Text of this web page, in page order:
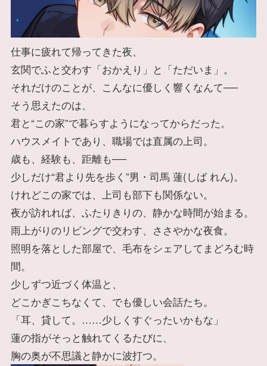
仕事に疲れて帰ってきた夜、
玄関でふと交わす「おかえり」と「ただいま」。
それだけのことが、こんなに優しく響くなんて──
そう思えたのは、
君と“この家”で暮らすようになってからだった。
ハウスメイトであり、職場では直属の上司。
歳も、経験も、距離も──
少しだけ“君より先を歩く”男・司馬 蓮(しば れん)。
けれどこの家では、上司も部下も関係ない。
夜が訪れれば、ふたりきりの、静かな時間が始まる。
雨上がりのリビングで交わす、ささやかな夜食。
照明を落とした部屋で、毛布をシェアしてまどろむ時
間。
少しずつ近づく体温と、
どこかぎこちなくて、でも優しい会話たち。
「耳、貸して。……少しくすぐったいかもな」
蓮の指がそっと触れてくるたびに、
胸の奥が不思議と静かに波打つ。